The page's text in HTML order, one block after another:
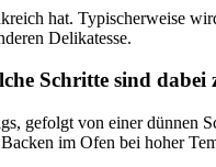
hat. Typischerweise
Delikatesse.
Schritte sind dabei
gefolgt von einer
im Ofen bei hoher